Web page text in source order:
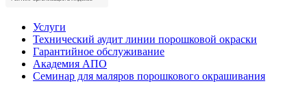
Услуги
Технический аудит линии порошковой окраски
Гарантийное обслуживание
Академия АПО
Семинар для маляров порошкового окрашивания